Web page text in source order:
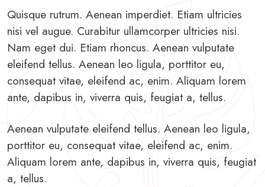
Quisque rutrum. Aenean imperdiet. Etiam ultricies
nisi vel augue. Curabitur ullamcorper ultricies nisi.
Nam eget dui. Etiam rhoncus. Aenean vulputate
eleifend tellus. Aenean leo ligula, porttitor eu,
consequat vitae, eleifend ac, enim. Aliquam lorem
ante, dapibus in, viverra quis, feugiat a, tellus.
Aenean vulputate eleifend tellus. Aenean leo ligula,
porttitor eu, consequat vitae, eleifend ac, enim.
Aliquam lorem ante, dapibus in, viverra quis, feugiat
a, tellus.